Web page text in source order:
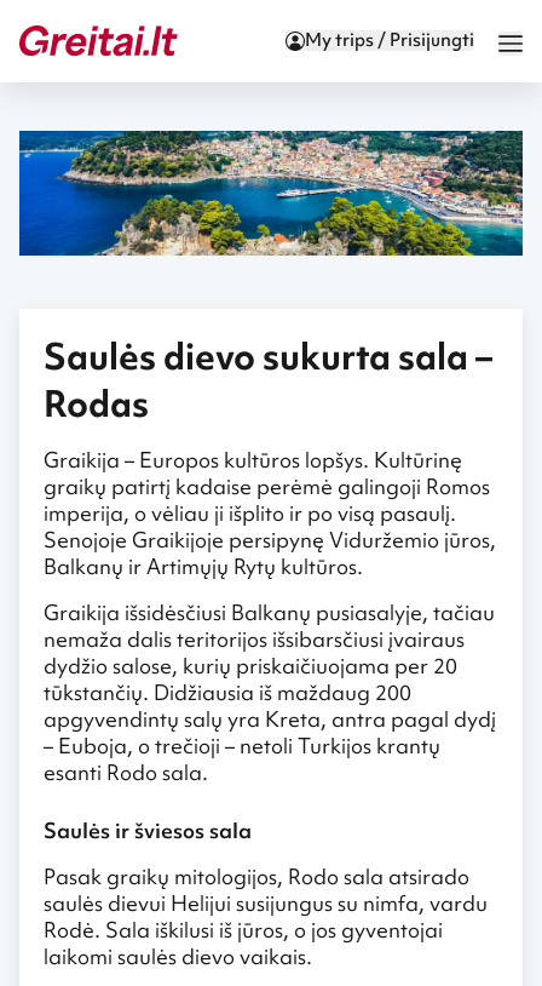
My trips / Prisijungti
Saulės dievo sukurta sala –
Rodas
Graikija – Europos kultūros lopšys. Kultūrinę
graikų patirtį kadaise perėmė galingoji Romos
imperija, o vėliau ji išplito ir po visą pasaulį.
Senojoje Graikijoje persipynę Viduržemio jūros,
Balkanų ir Artimųjų Rytų kultūros.
Graikija išsidėsčiusi Balkanų pusiasalyje, tačiau
nemaža dalis teritorijos išsibarsčiusi įvairaus
dydžio salose, kurių priskaičiuojama per 20
tūkstančių. Didžiausia iš maždaug 200
apgyvendintų salų yra Kreta, antra pagal dydį
– Euboja, o trečioji – netoli Turkijos krantų
esanti Rodo sala.
Saulės ir šviesos sala
Pasak graikų mitologijos, Rodo sala atsirado
saulės dievui Helijui susijungus su nimfa, vardu
Rodė. Sala iškilusi iš jūros, o jos gyventojai
laikomi saulės dievo vaikais.